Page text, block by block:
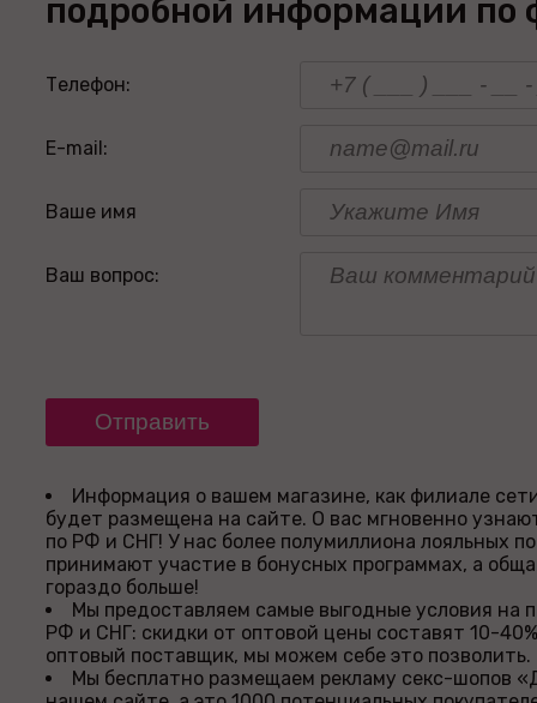
подробной информации по
Телефон:
E-mail:
Ваше имя
Ваш вопрос:
Информация о вашем магазине, как филиале
будет размещена на сайте. О вас мгновенно
по РФ и СНГ! У нас более полумиллиона лояльных
принимают участие в бонусных программах, а
гораздо больше!
Мы предоставляем самые выгодные условия на
РФ и СНГ: скидки от оптовой цены составят 10-
оптовый поставщик, мы можем себе это позволить.
Мы бесплатно размещаем рекламу секс-шопов